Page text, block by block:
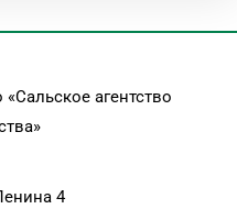
агентство
4